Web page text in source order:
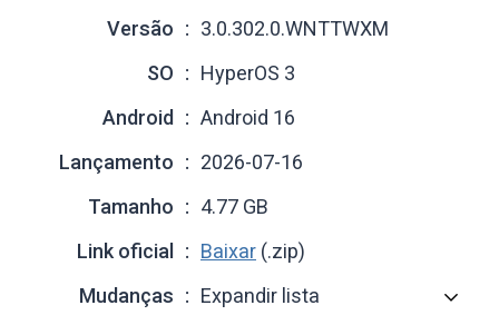
Versão
3.0.302.0.WNTTWXM
SO
HyperOS 3
Android
Android 16
Lançamento
2026-07-16
Tamanho
4.77 GB
Link oficial
Baixar (.zip)
Mudanças
Expandir lista